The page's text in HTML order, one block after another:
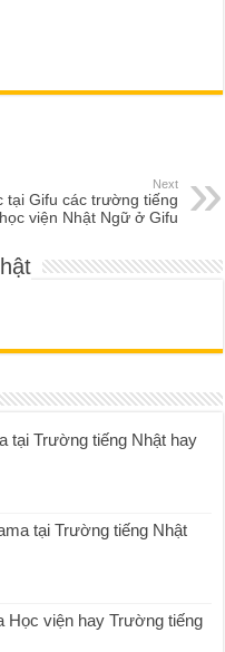
Next
tại Gifu các trường tiếng
viện Nhật Ngữ ở Gifu
tại Trường tiếng Nhật hay
tại Trường tiếng Nhật
Học viện hay Trường tiếng